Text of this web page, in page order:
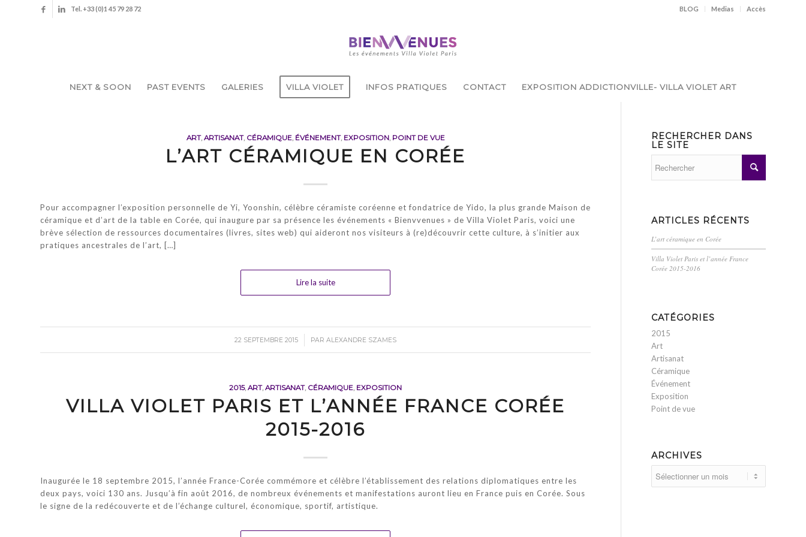
BLOG Medias Accès
Tel. +33 (0)1 45 79 28 72
NEXT & SOON PAST EVENTS GALERIES VILLA VIOLET INFOS PRATIQUES CONTACT EXPOSITION ADDICTIONVILLE- VILLA VIOLET ART
ART,ARTISANAT, CÉRAMIQUE, ÉVÉNEMENT, EXPOSITION, POINT DE VUE
L’ART CÉRAMIQUE EN CORÉE
Pour accompagner l’exposition personnelle de Yi, Yoonshin, célèbre céramiste coréenne et fondatrice de Yido, la plus grande Maison de
céramique et d’art de la table en Corée, qui inaugure par sa présence les événements « Bienvvenues » de Villa Violet Paris, voici une
brève sélection de ressources documentaires (livres, sites web) qui aideront nos visiteurs à (re)découvrir cette culture, à s’initier aux
pratiques ancestrales de l’art, […]
Lire la suite
22 SEPTEMBRE 2015
/ PAR ALEXANDRE SZAMES
2015,ART,ARTISANAT, CÉRAMIQUE, EXPOSITION
VILLA VIOLET PARIS ET L’ANNÉE FRANCE CORÉE
2015-2016
Inaugurée le 18 septembre 2015, l’année France-Corée commémore et célèbre l’établissement des relations diplomatiques entre les
deux pays, voici 130 ans. Jusqu’à fin août 2016, de nombreux événements et manifestations auront lieu en France puis en Corée. Sous
le signe de la redécouverte et de l’échange culturel, économique, sportif, artistique.
RECHERCHER DANS
LE SITE
ARTICLES RÉCENTS
L’art céramique en Corée
Villa Violet Paris et l’année France
Corée 2015-2016
CATÉGORIES
2015
Art
Artisanat
Céramique
Événement
Exposition
Point de vue
ARCHIVES